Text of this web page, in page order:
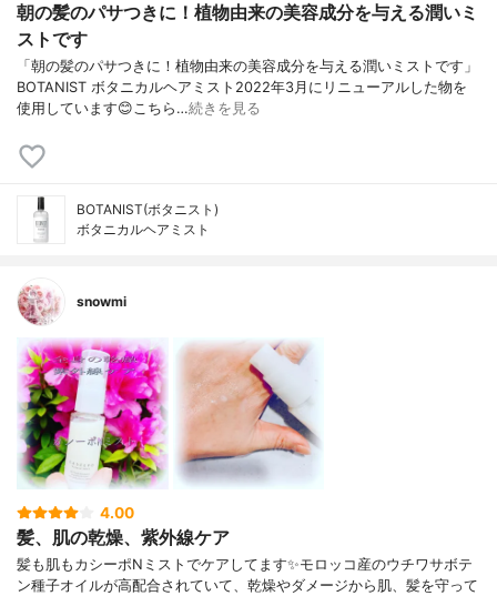
朝の髪のパサつきに！植物由来の美容成分を与える潤いミ
ストです
「朝の髪のパサつきに！植物由来の美容成分を与える潤いミストです」
BOTANIST ボタニカルヘアミスト2022年3月にリニューアルした物を
使用しています😊こちら…続きを見る
BOTANIST(ボタニスト)
ボタニカルヘアミスト
snowmi
4.00
髪、肌の乾燥、紫外線ケア
髪も肌もカシーポNミストでケアしてます✨モロッコ産のウチワサボテ
ン種子オイルが高配合されていて、乾燥やダメージから肌、髪を守って